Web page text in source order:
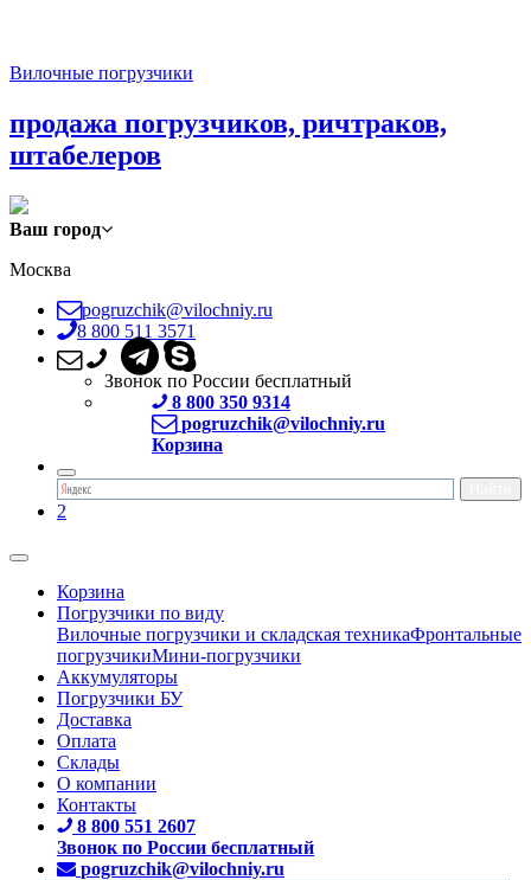
Вилочные погрузчики
продажа погрузчиков, ричтраков,
штабелеров
Ваш город
Москва
pogruzchik@vilochniy.ru
8 800 511 3571
Звонок по России бесплатный
8 800 350 9314
pogruzchik@vilochniy.ru
Корзина
2
Корзина
Погрузчики по виду
Вилочные погрузчики и складская техникаФронтальные
погрузчикиМини-погрузчики
Аккумуляторы
Погрузчики БУ
Доставка
Оплата
Склады
О компании
Контакты
8 800 551 2607
Звонок по России бесплатный
pogruzchik@vilochniy.ru